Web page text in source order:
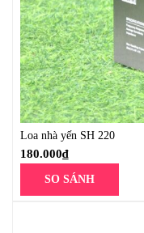
Loa nhà yến SH 220
180.000₫
SO SÁNH